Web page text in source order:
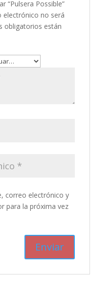
“Pulsera Possible”
electrónico no será
obligatorios están
correo electrónico y
para la próxima vez